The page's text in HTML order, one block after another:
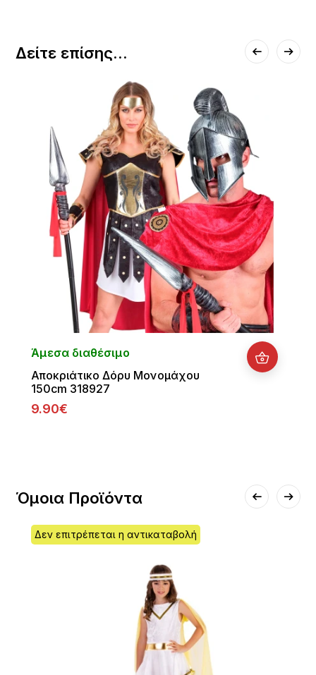
Δείτε επίσης...
Άμεσα διαθέσιμο
Αποκριάτικο Δόρυ Μονομάχου
150cm 318927
9.90€
Όμοια Προϊόντα
Δεν επιτρέπεται η αντικαταβολή